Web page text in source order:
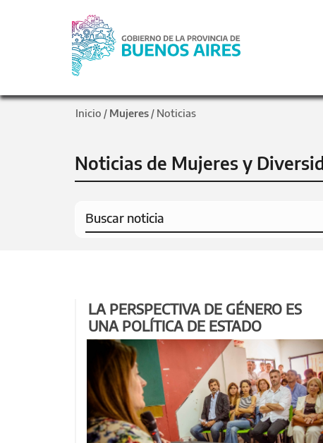
Inicio / Mujeres / Noticias
Noticias de Mujeres y
LA PERSPECTIVA DE GÉNERO ES
UNA POLÍTICA DE ESTADO